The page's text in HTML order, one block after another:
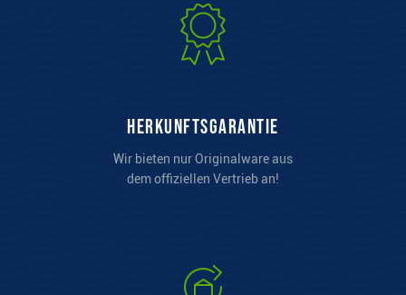
Herkunftsgarantie
Wir bieten nur Originalware aus
dem offiziellen Vertrieb an!